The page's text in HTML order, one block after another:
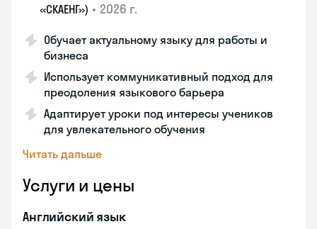
«СКАЕНГ») • 2026 г.
Обучает актуальному языку для работы и
бизнеса
Использует коммуникативный подход для
преодоления языкового барьера
Адаптирует уроки под интересы учеников
для увлекательного обучения
Читать дальше
Услуги и цены
Английский язык